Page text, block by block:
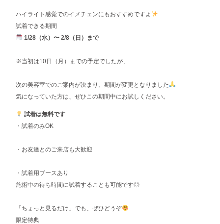
ハイライト感覚でのイメチェンにもおすすめですよ
試着できる期間
1/28（水）〜 2/8（日）まで
※当初は10日（月）までの予定でしたが、
次の美容室でのご案内が決まり、期間が変更となりました
気になっていた方は、ぜひこの期間中にお試しください。
試着は無料です
・試着のみOK
・お友達とのご来店も大歓迎
・試着用ブースあり
施術中の待ち時間に試着することも可能です◎
「ちょっと見るだけ」でも、ぜひどうぞ
限定特典